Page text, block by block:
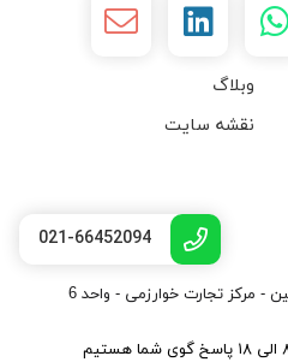
وبلاگ
نقشه سایت
021-66452094
- مرکز تجارت خوارزمی - واحد 6